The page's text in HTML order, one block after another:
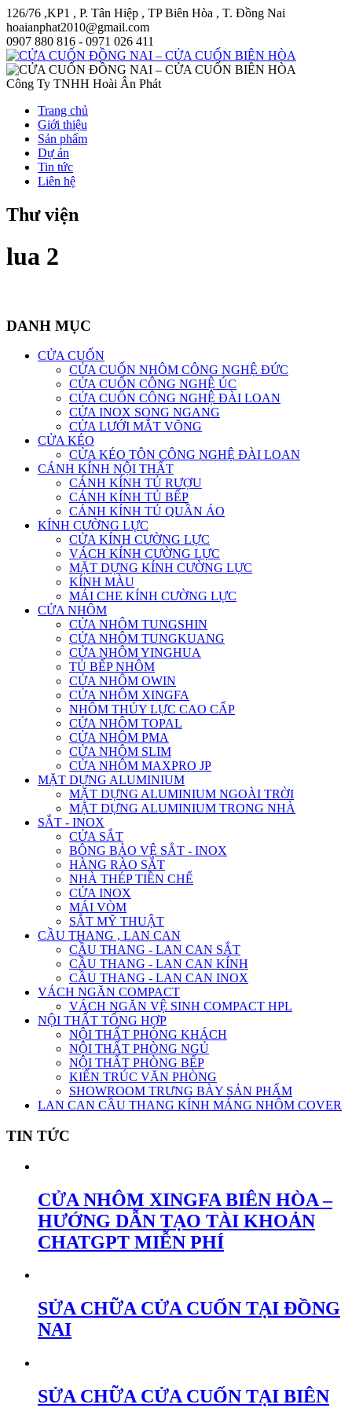
126/76 ,KP1 , P. Tân Hiệp , TP Biên Hòa , T. Đồng Nai
hoaianphat2010@gmail.com
0907 880 816 - 0971 026 411
Công Ty TNHH Hoài Ân Phát
Trang chủ
Giới thiệu
Sản phẩm
Dự án
Tin tức
Liên hệ
Thư viện
lua 2
DANH MỤC
CỬA CUỐN
CỬA CUỐN NHÔM CÔNG NGHỆ ĐỨC
CỬA CUỐN CÔNG NGHỆ ÚC
CỬA CUỐN CÔNG NGHỆ ĐÀI LOAN
CỬA INOX SONG NGANG
CỬA LƯỚI MẮT VÕNG
CỬA KÉO
CỬA KÉO TÔN CÔNG NGHỆ ĐÀI LOAN
CÁNH KÍNH NỘI THẤT
CÁNH KÍNH TỦ RƯỢU
CÁNH KÍNH TỦ BẾP
CÁNH KÍNH TỦ QUẦN ÁO
KÍNH CƯỜNG LỰC
CỬA KÍNH CƯỜNG LỰC
VÁCH KÍNH CƯỜNG LỰC
MẶT DỰNG KÍNH CƯỜNG LỰC
KÍNH MÀU
MÁI CHE KÍNH CƯỜNG LỰC
CỬA NHÔM
CỬA NHÔM TUNGSHIN
CỬA NHÔM TUNGKUANG
CỬA NHÔM YINGHUA
TỦ BẾP NHÔM
CỬA NHÔM OWIN
CỬA NHÔM XINGFA
NHÔM THỦY LỰC CAO CẤP
CỬA NHÔM TOPAL
CỬA NHÔM PMA
CỬA NHÔM SLIM
CỬA NHÔM MAXPRO JP
MẶT DỰNG ALUMINIUM
MẶT DỰNG ALUMINIUM NGOÀI TRỜI
MẶT DỰNG ALUMINIUM TRONG NHÀ
SẮT - INOX
CỬA SẮT
BÔNG BẢO VỆ SẮT - INOX
HÀNG RÀO SẮT
NHÀ THÉP TIỀN CHẾ
CỬA INOX
MÁI VÒM
SẮT MỸ THUẬT
CẦU THANG , LAN CAN
CẦU THANG - LAN CAN SẮT
CẦU THANG - LAN CAN KÍNH
CẦU THANG - LAN CAN INOX
VÁCH NGĂN COMPACT
VÁCH NGĂN VỆ SINH COMPACT HPL
NỘI THẤT TỔNG HỢP
NỘI THẤT PHÒNG KHÁCH
NỘI THẤT PHÒNG NGỦ
NỘI THẤT PHÒNG BẾP
KIẾN TRÚC VĂN PHÒNG
SHOWROOM TRƯNG BÀY SẢN PHẨM
LAN CAN CẦU THANG KÍNH MÁNG NHÔM COVER
TIN TỨC
CỬA NHÔM XINGFA BIÊN HÒA –
HƯỚNG DẪN TẠO TÀI KHOẢN
CHATGPT MIỄN PHÍ
SỬA CHỮA CỬA CUỐN TẠI ĐỒNG
NAI
SỬA CHỮA CỬA CUỐN TẠI BIÊN